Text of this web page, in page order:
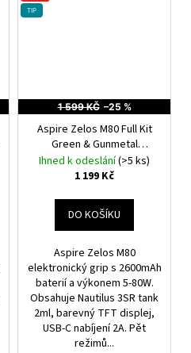
TIP
1 599 KČ –25 %
Aspire Zelos M80 Full Kit
Green & Gunmetal
Elektronický Grip
Ihned k odeslání(>5 ks)
1 199 Kč
DO KOŠÍKU
Aspire Zelos M80
elektronický grip s 2600mAh
baterií a výkonem 5-80W.
Obsahuje Nautilus 3SR tank
2ml, barevný TFT displej,
USB-C nabíjení 2A. Pět
režimů...